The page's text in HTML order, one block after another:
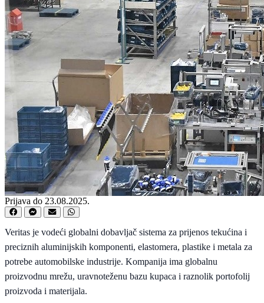
Prijava do 23.08.2025.
Veritas je vodeći globalni dobavljač sistema za prijenos tekućina i
preciznih aluminijskih komponenti, elastomera, plastike i metala za
potrebe automobilske industrije. Kompanija ima globalnu
proizvodnu mrežu, uravnoteženu bazu kupaca i raznolik portofolij
proizvoda i materijala.